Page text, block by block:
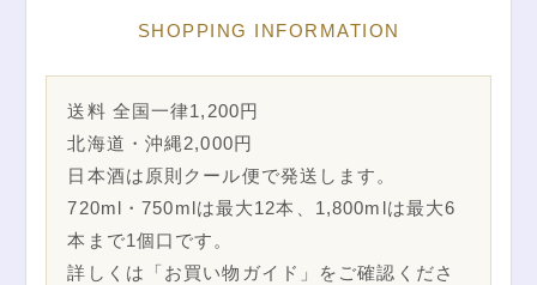
SHOPPING INFORMATION
送料 全国一律1,200円
北海道・沖縄2,000円
日本酒は原則クール便で発送します。
720ml・750mlは最大12本、1,800mlは最大6
本まで1個口です。
詳しくは「お買い物ガイド」をご確認くださ